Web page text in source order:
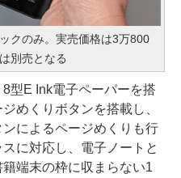
クのみ。実売価格は3万800
別売となる
型E Ink電子ペーパーを搭
めくりボタンを搭載し、
によるページめくりも行
に対応し、電子ノートと
端末の枠に収まらない1